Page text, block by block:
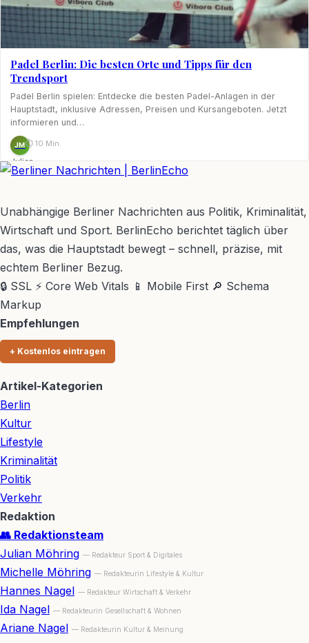
Padel Berlin: Die besten Orte und Tipps für den
Trendsport
Padel Berlin spielen: Entdecke die besten Padel-Anlagen in der
Hauptstadt, inklusive Adressen, Preisen und Kursangeboten. Jetzt
informieren und…
JM
Julian
Möhring
⏱ 10 Min.
Unabhängige Berliner Nachrichten aus Politik, Kriminalität,
Wirtschaft und Sport. BerlinEcho berichtet täglich über
das, was die Hauptstadt bewegt – schnell, präzise, mit
echtem Berliner Bezug.
🔒 SSL ⚡ Core Web Vitals 📱 Mobile First 🔎 Schema
Markup
Empfehlungen
+ Kostenlos eintragen
Artikel-Kategorien
Berlin
Kultur
Lifestyle
Kriminalität
Politik
Verkehr
Redaktion
👥 Redaktionsteam
Julian Möhring — Redakteur Sport & Digitales
Michelle Möhring — Redakteurin Lifestyle & Kultur
Hannes Nagel — Redakteur Wirtschaft & Verkehr
Ida Nagel — Redakteurin Gesellschaft & Wohnen
Ariane Nagel — Redakteurin Kultur & Meinung